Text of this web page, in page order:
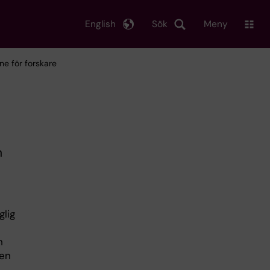
Sök
English Meny
för forskare